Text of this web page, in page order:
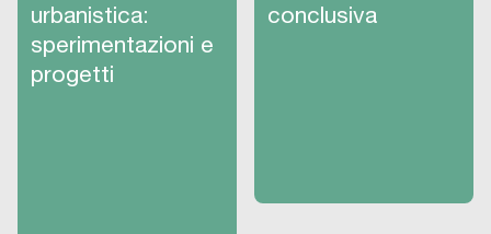
urbanistica:
sperimentazioni e
progetti
conclusiva